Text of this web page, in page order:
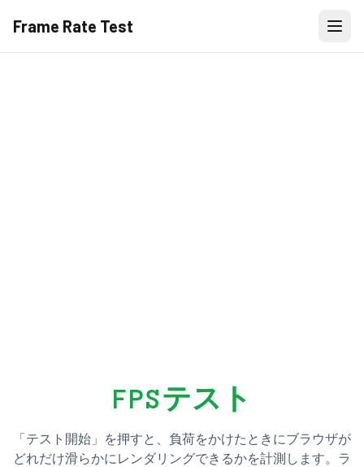
Frame Rate Test
FPSテスト
「テスト開始」を押すと、負荷をかけたときにブラウザが
どれだけ滑らかにレンダリングできるかを計測します。ラ